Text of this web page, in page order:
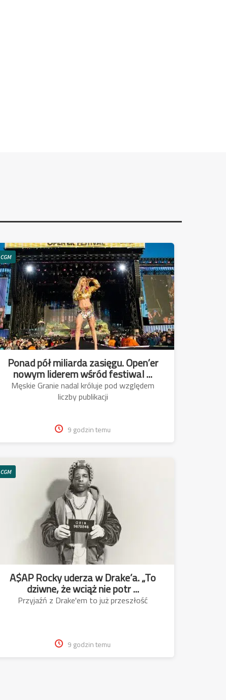
CGM
Ponad pół miliarda zasięgu. Open’er
nowym liderem wśród festiwal ...
Męskie Granie nadal króluje pod względem
liczby publikacji
9 godzin temu
CGM
A$AP Rocky uderza w Drake’a. „To
dziwne, że wciąż nie potr ...
Przyjaźń z Drake'em to już przeszłość
9 godzin temu